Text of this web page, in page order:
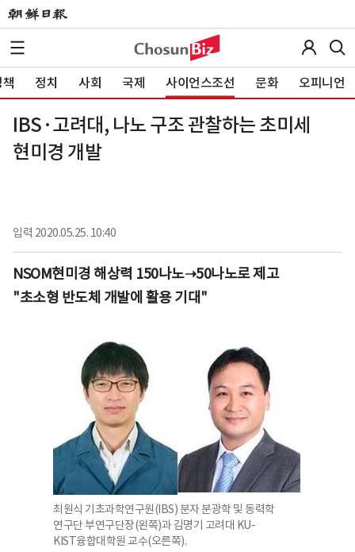
정치 사회 국제 사이언스조선 문화 오피니언
IBS·고려대, 나노 구조 관찰하는 초미세
현미경 개발
입력 2020.05.25. 10:40
NSOM현미경 해상력 150나노➝50나노로 제고
"초소형 반도체 개발에 활용 기대"
최원식 기초과학연구원(IBS) 분자 분광학 및 동력학
연구단 부연구단장(왼쪽)과 김명기 고려대 KU-
KIST융합대학원 교수(오른쪽).